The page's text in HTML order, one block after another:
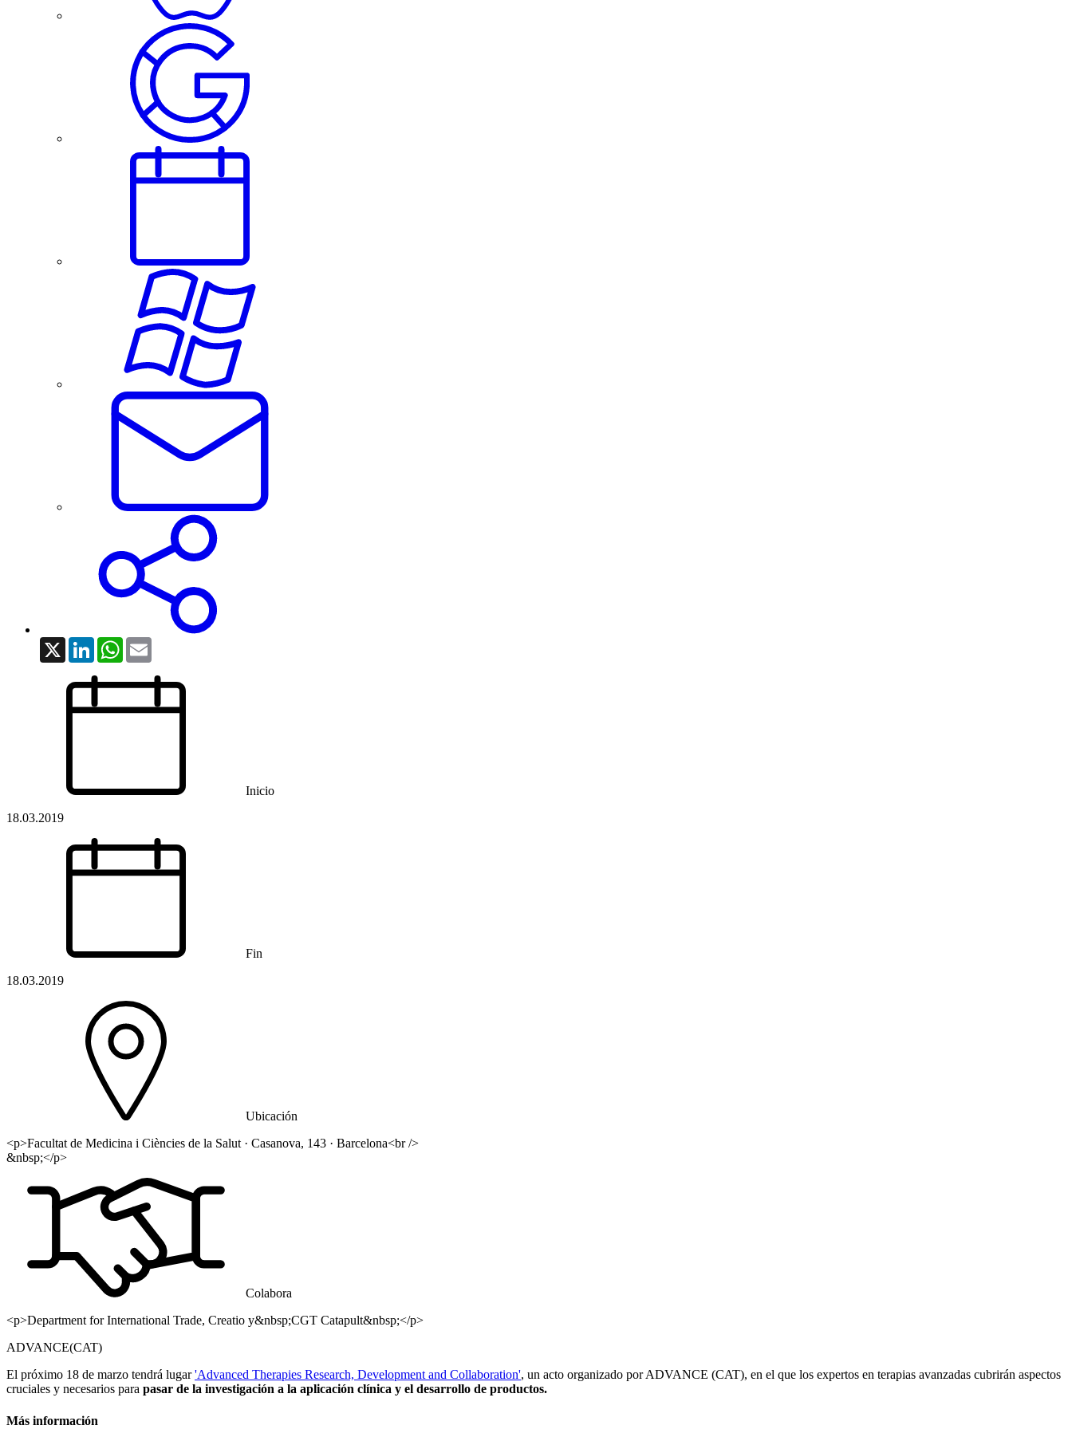
X LinkedInWhatsApp
Inicio
18.03.2019
Fin
18.03.2019
Ubicación
<p>Facultat de Medicina i Ciències de la Salut · Casanova, 143 · Barcelona<br />
&nbsp;</p>
Colabora
<p>Department for International Trade, Creatio y&nbsp;CGT Catapult&nbsp;</p>
ADVANCE(CAT)
El próximo 18 de marzo tendrá lugar'Advanced Therapies Research, Development and Collaboration', un acto organizado por ADVANCE (CAT), en el que los expertos en terapias avanzadas cubrirán aspectos
cruciales y necesarios para pasar de la investigación a la aplicación clínica y el desarrollo de productos.
Más información